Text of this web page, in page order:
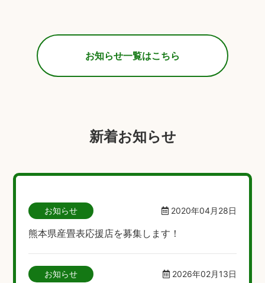
お知らせ一覧はこちら
新着お知らせ
お知らせ 2020年04月28日
熊本県産畳表応援店を募集します！
お知らせ 2026年02月13日